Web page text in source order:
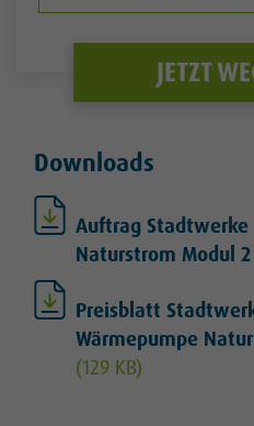
JETZT
Downloads
Auftrag Stadtwerke
Naturstrom Modul 2
Preisblatt
Wärmepumpe
(129 KB)